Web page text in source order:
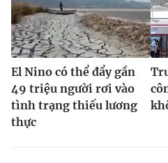
El Nino có thể đẩy gần
49 triệu người rơi vào
tình trạng thiếu lương
thực